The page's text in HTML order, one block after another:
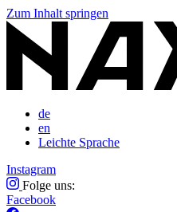
Zum Inhalt springen
de
en
Leichte Sprache
Instagram
Folge uns:
Facebook